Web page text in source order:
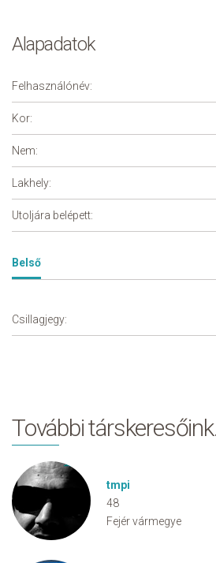
Alapadatok
Felhasználónév:
Kor:
Nem:
Lakhely:
Utoljára belépett:
Belső
Csillagjegy:
További
tmpi
48
Fejér vármegye